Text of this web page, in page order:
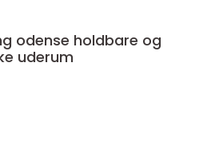
holdbare og
uderum